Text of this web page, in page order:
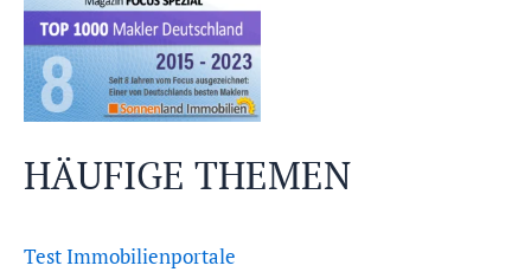
HÄUFIGE THEMEN
Test Immobilienportale